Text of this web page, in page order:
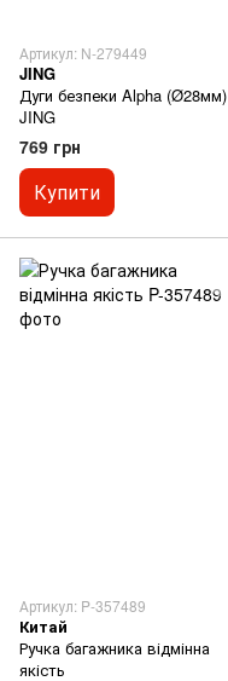
Артикул: N-279449
JING
Дуги безпеки Alpha (Ø28мм)
JING
769 грн
Купити
Артикул: P-357489
Китай
Ручка багажника відмінна
якість